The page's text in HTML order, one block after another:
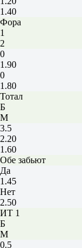
1.40
Фора
1
2
0
1.90
0
1.80
Тотал
Б
М
3.5
2.20
1.60
Обе забьют
Да
1.45
Нет
2.50
ИТ 1
Б
М
0.5